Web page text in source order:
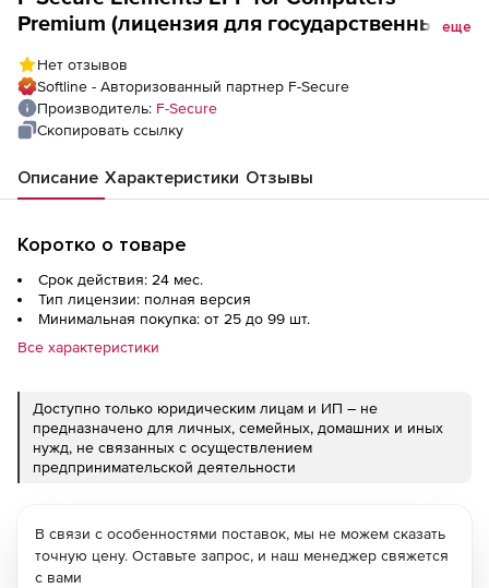
Premium (лицензия для государственных
2 года. Количество лицензий
еще
Нет отзывов
Softline - Авторизованный партнер F-Secure
Производитель: F-Secure
Скопировать ссылку
Описание Характеристики Отзывы
Коротко о товаре
Срок действия: 24 мес.
Тип лицензии: полная версия
Минимальная покупка: от 25 до 99 шт.
Все характеристики
Доступно только юридическим лицам и ИП – не
предназначено для личных, семейных, домашних и иных
нужд, не связанных с осуществлением
предпринимательской деятельности
В связи с особенностями поставок, мы не можем сказать
точную цену. Оставьте запрос, и наш менеджер свяжется
с вами